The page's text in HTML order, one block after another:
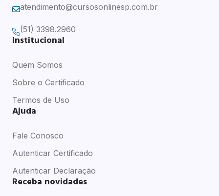
atendimento@cursosonlinesp.com.br
(51) 3398.2960
Institucional
Quem Somos
Sobre o Certificado
Termos de Uso
Ajuda
Fale Conosco
Autenticar Certificado
Autenticar Declaração
Receba novidades